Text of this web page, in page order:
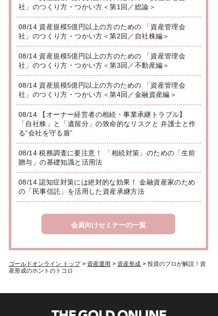
社」のつくり方・つかい方＜第1回／総論＞
08/14 資産規模5億円以上の方のための 「資産管理会
社」のつくり方・つかい方＜第2回／自社株編＞
08/14 資産規模5億円以上の方のための 「資産管理会
社」のつくり方・つかい方＜第3回／不動産編＞
08/14 資産規模5億円以上の方のための 「資産管理会
社」のつくり方・つかい方＜第4回／金融資産編＞
08/14 【オーナー経営者の相続・事業承継トラブル】
「自社株」と「遺留分」の致命的なリスクと 弁護士と作
る”会社を守る盾”
08/14 税務調査に要注意！ 「相続対策」のための「生前
贈与」の基礎知識と活用法
08/14 認知症対策には絶対的な効果！ 金融資産家のため
の「民事信託」を活用した資産承継方法
会員向けセミナーの一覧
ゴールドオンライン トップ > 資産運用 > 資産形成 > 投資のプロが解説！資
産形成のホントのトコロ